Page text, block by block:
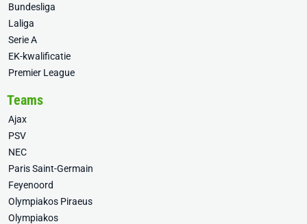
Bundesliga
Laliga
Serie A
EK-kwalificatie
Premier League
Teams
Ajax
PSV
NEC
Paris Saint-Germain
Feyenoord
Olympiakos Piraeus
Olympiakos